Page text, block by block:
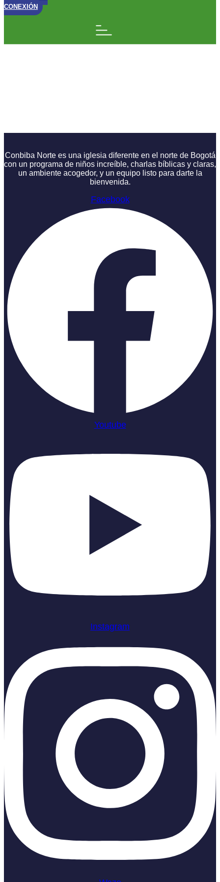
CONEXIÓN
Conbiba Norte es una iglesia diferente en el norte de Bogotá
con un programa de niños increíble, charlas bíblicas y claras,
un ambiente acogedor, y un equipo listo para darte la
bienvenida.
Facebook
Youtube
Instagram